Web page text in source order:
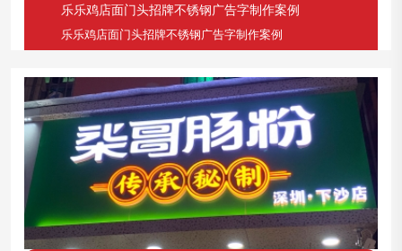
乐乐鸡店面门头招牌不锈钢广告字制作案例
乐乐鸡店面门头招牌不锈钢广告字制作案例